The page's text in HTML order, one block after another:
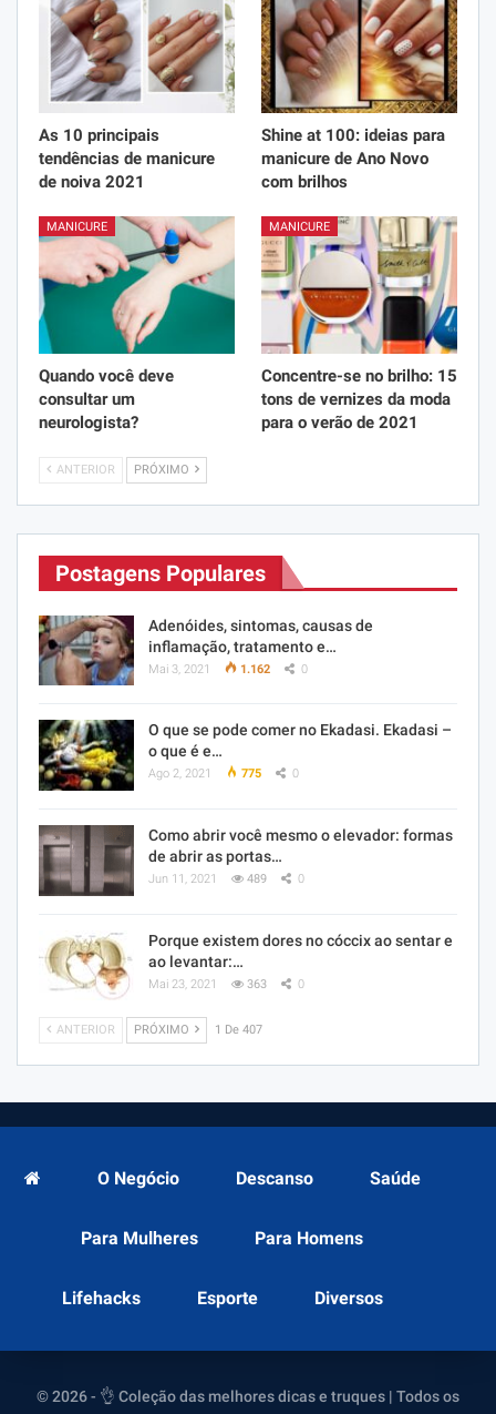
As 10 principais
tendências de manicure
de noiva 2021
Shine at 100: ideias para
manicure de Ano Novo
com brilhos
MANICURE
Quando você deve
consultar um
neurologista?
MANICURE
Concentre-se no brilho: 15
tons de vernizes da moda
para o verão de 2021
ANTERIOR PRÓXIMO
Postagens Populares
Adenóides, sintomas, causas de
inflamação, tratamento e…
Mai 3, 2021 1.162 0
O que se pode comer no Ekadasi. Ekadasi –
o que é e…
Ago 2, 2021 775 0
Como abrir você mesmo o elevador: formas
de abrir as portas…
Jun 11, 2021 489 0
Porque existem dores no cóccix ao sentar e
ao levantar:…
Mai 23, 2021 363 0
ANTERIOR PRÓXIMO 1 De 407
O Negócio Descanso Saúde
Para Mulheres Para Homens
Lifehacks Esporte Diversos
© 2026 - 👌 Coleção das melhores dicas e truques | Todos os